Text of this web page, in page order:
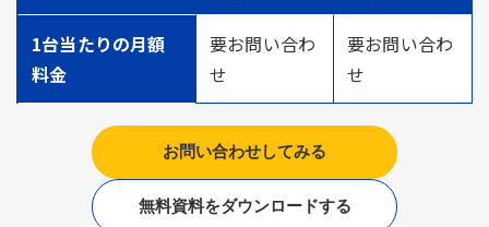
1台当たりの月額
料金
要お問い合わ
せ
要お問い合わ
せ
お問い合わせしてみる
無料資料をダウンロードする